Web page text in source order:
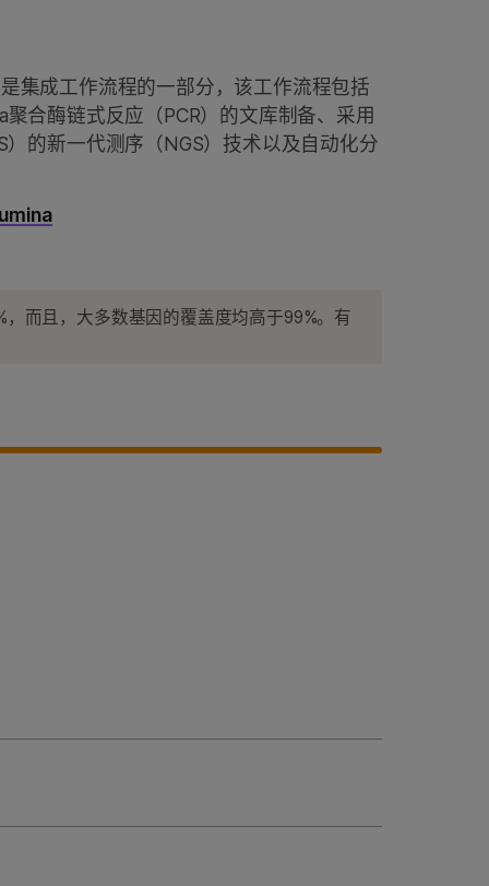
集成工作流程的一部分，该工作流程包括
合酶链式反应（PCR）的文库制备、采用
）的新一代测序（NGS）技术以及自动化分
而且，大多数基因的覆盖度均高于99%。有